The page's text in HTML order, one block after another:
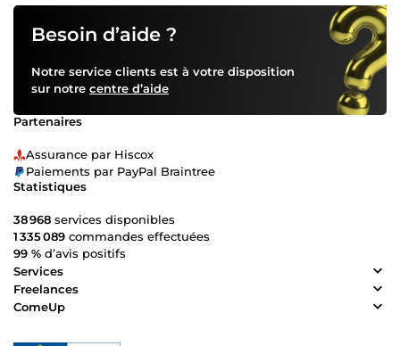
Besoin d’aide ?
Notre service clients est à votre disposition
sur notre centre d’aide
Partenaires
Assurance par Hiscox
Paiements par PayPal Braintree
Statistiques
38 968 services disponibles
1 335 089 commandes effectuées
99 % d’avis positifs
Services
Freelances
ComeUp